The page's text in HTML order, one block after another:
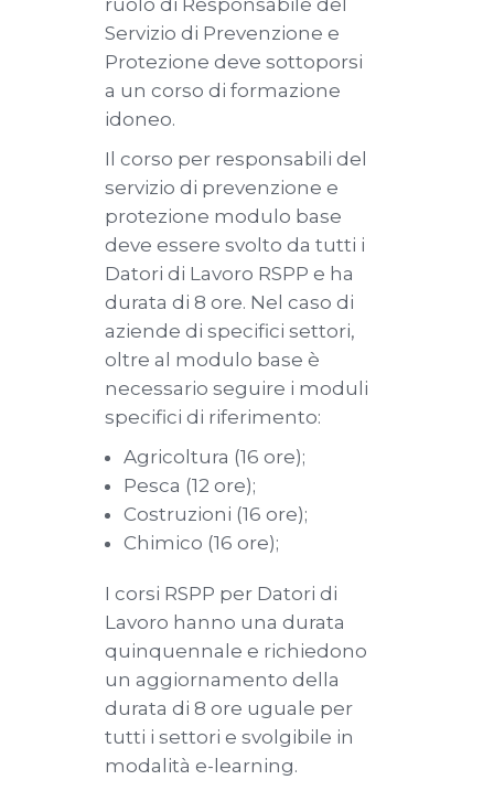
ruolo di Responsabile del
Servizio di Prevenzione e
Protezione deve sottoporsi
a un corso di formazione
idoneo.
Il corso per responsabili del
servizio di prevenzione e
protezione modulo base
deve essere svolto da tutti i
Datori di Lavoro RSPP e ha
durata di 8 ore. Nel caso di
aziende di specifici settori,
oltre al modulo base è
necessario seguire i moduli
specifici di riferimento:
Agricoltura (16 ore);
Pesca (12 ore);
Costruzioni (16 ore);
Chimico (16 ore);
I corsi RSPP per Datori di
Lavoro hanno una durata
quinquennale e richiedono
un aggiornamento della
durata di 8 ore uguale per
tutti i settori e svolgibile in
modalità e-learning.